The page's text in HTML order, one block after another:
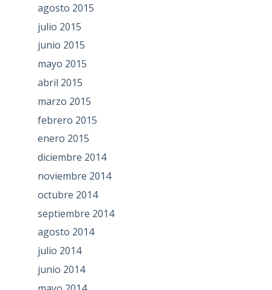
agosto 2015
julio 2015
junio 2015
mayo 2015
abril 2015
marzo 2015
febrero 2015
enero 2015
diciembre 2014
noviembre 2014
octubre 2014
septiembre 2014
agosto 2014
julio 2014
junio 2014